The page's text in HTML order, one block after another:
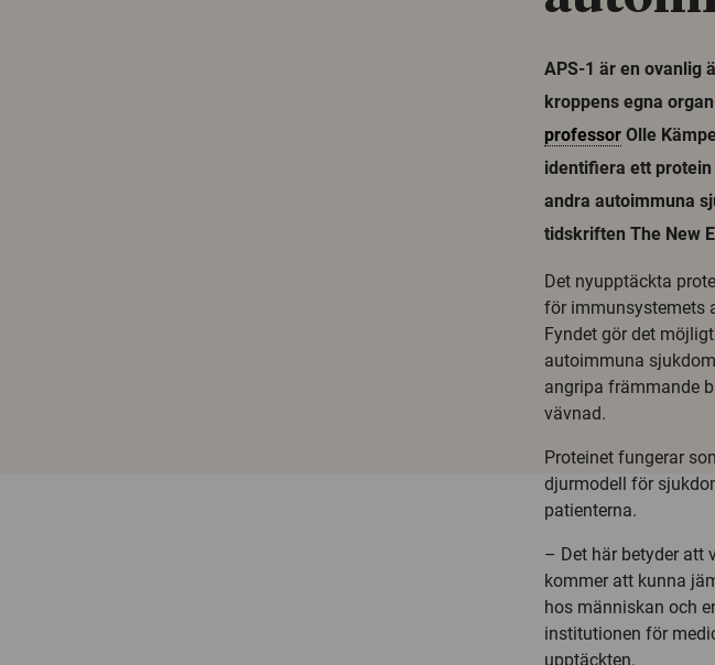
APS-1 är en ovanlig
kroppens egna
professor Olle
identifiera ett
andra autoimmuna
tidskriften The New
Det nyupptäckta
för immunsystemets
Fyndet gör det
autoimmuna
angripa främmande
vävnad.
Proteinet fungerar
djurmodell för
patienterna.
– Det här betyder att
kommer att kunna
hos människan och
institutionen för
upptäckten.